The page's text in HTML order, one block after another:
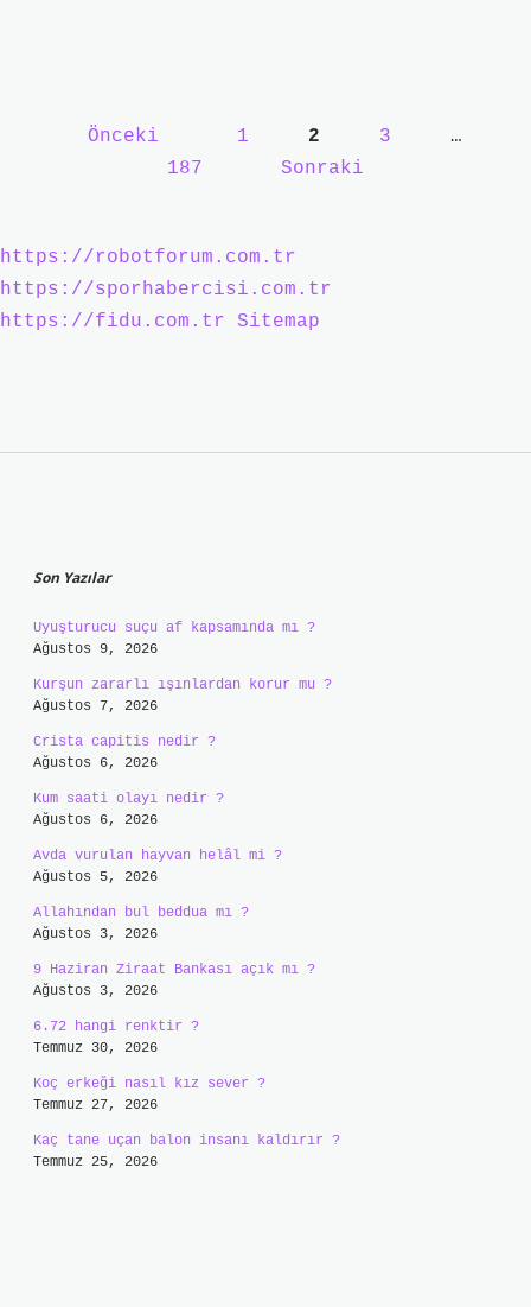
sayfalaması
Önceki 1 2 3
…
187
Sonraki
https://robotforum.com.tr
https://sporhabercisi.com.tr
https://fidu.com.tr
Sitemap
Son Yazılar
Uyuşturucu suçu af kapsamında mı ?
Ağustos 9, 2026
Kurşun zararlı ışınlardan korur mu ?
Ağustos 7, 2026
Crista capitis nedir ?
Ağustos 6, 2026
Kum saati olayı nedir ?
Ağustos 6, 2026
Avda vurulan hayvan helâl mi ?
Ağustos 5, 2026
Allahından bul beddua mı ?
Ağustos 3, 2026
9 Haziran Ziraat Bankası açık mı ?
Ağustos 3, 2026
6.72 hangi renktir ?
Temmuz 30, 2026
Koç erkeği nasıl kız sever ?
Temmuz 27, 2026
Kaç tane uçan balon insanı kaldırır ?
Temmuz 25, 2026